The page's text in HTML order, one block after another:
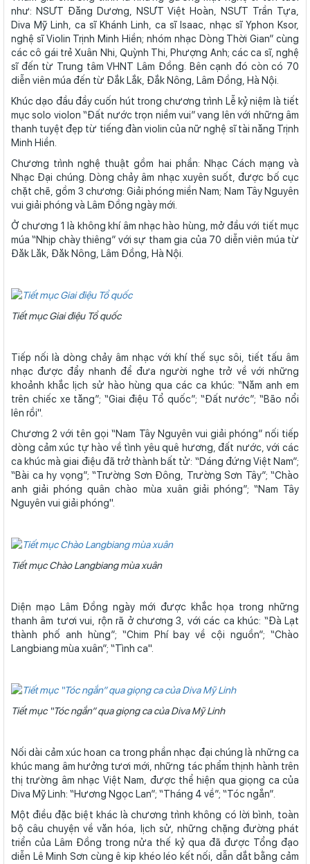
như: NSƯT Đăng Dương, NSƯT Việt Hoàn, NSƯT Trần Tựa,
Diva Mỹ Linh, ca sĩ Khánh Linh, ca sĩ Isaac, nhạc sĩ Yphon Ksor,
nghệ sĩ Violin Trịnh Minh Hiền; nhóm nhạc Dòng Thời Gian” cùng
các cô gái trẻ Xuân Nhi, Quỳnh Thi, Phượng Anh; các ca sĩ, nghệ
sĩ đến từ Trung tâm VHNT Lâm Đồng. Bên cạnh đó còn có 70
diễn viên múa đến từ Đắk Lắk, Đắk Nông, Lâm Đồng, Hà Nội.
Khúc dạo đầu đầy cuốn hút trong chương trình Lễ kỷ niệm là tiết
mục solo violon “Đất nước trọn niềm vui” vang lên với những âm
thanh tuyệt đẹp từ tiếng đàn violin của nữ nghệ sĩ tài năng Trịnh
Minh Hiền.
Chương trình nghệ thuật gồm hai phần: Nhạc Cách mạng và
Nhạc Đại chúng. Dòng chảy âm nhạc xuyên suốt, được bố cục
chặt chẽ, gồm 3 chương: Giải phóng miền Nam; Nam Tây Nguyên
vui giải phóng và Lâm Đồng ngày mới.
Ở chương 1 là không khí âm nhạc hào hùng, mở đầu với tiết mục
múa “Nhịp chày thiêng” với sự tham gia của 70 diễn viên múa từ
Đăk Lăk, Đăk Nông, Lâm Đồng, Hà Nội.
Tiết mục Giai điệu Tổ quốc
Tiếp nối là dòng chảy âm nhạc với khí thế sục sôi, tiết tấu âm
nhạc được đẩy nhanh để đưa người nghe trở về với những
khoảnh khắc lịch sử hào hùng qua các ca khúc: “Năm anh em
trên chiếc xe tăng”; “Giai điệu Tổ quốc”; “Đất nước”; “Bão nổi
lên rồi".
Chương 2 với tên gọi “Nam Tây Nguyên vui giải phóng” nối tiếp
dòng cảm xúc tự hào về tình yêu quê hương, đất nước, với các
ca khúc mà giai điệu đã trở thành bất tử: “Dáng đứng Việt Nam”;
“Bài ca hy vọng”; “Trường Sơn Đông, Trường Sơn Tây”; “Chào
anh giải phóng quân chào mùa xuân giải phóng”; “Nam Tây
Nguyên vui giải phóng".
Tiết mục Chào Langbiang mùa xuân
Diện mạo Lâm Đồng ngày mới được khắc họa trong những
thanh âm tươi vui, rộn rã ở chương 3, với các ca khúc: “Đà Lạt
thành phố anh hùng”; “Chim Phí bay về cội nguồn”; “Chào
Langbiang mùa xuân”; “Tình ca".
Tiết mục “Tóc ngắn” qua giọng ca của Diva Mỹ Linh
Nối dài cảm xúc hoan ca trong phần nhạc đại chúng là những ca
khúc mang âm hưởng tươi mới, những tác phẩm thịnh hành trên
thị trường âm nhạc Việt Nam, được thể hiện qua giọng ca của
Diva Mỹ Linh: “Hương Ngọc Lan”; “Tháng 4 về”; “Tóc ngắn”.
Một điều đặc biệt khác là chương trình không có lời bình, toàn
bộ câu chuyện về văn hóa, lịch sử, những chặng đường phát
triển của Lâm Đồng trong nửa thế kỷ qua đã được Tổng đạo
diễn Lê Minh Sơn cùng ê kip khéo léo kết nối, dẫn dắt bằng cảm